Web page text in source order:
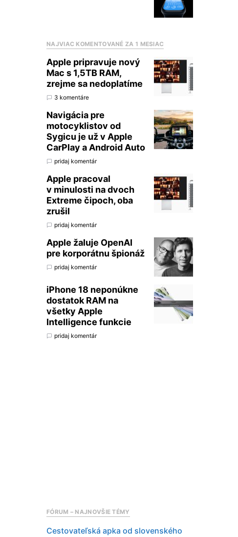
NAJVIAC KOMENTOVANÉ ZA 1 MESIAC
Apple pripravuje nový
Mac s 1,5TB RAM,
zrejme sa nedoplatíme
3 komentáre
Navigácia pre
motocyklistov od
Sygicu je už v Apple
CarPlay a Android Auto
pridaj komentár
Apple pracoval
v minulosti na dvoch
Extreme čipoch, oba
zrušil
pridaj komentár
Apple žaluje OpenAI
pre korporátnu špionáž
pridaj komentár
iPhone 18 neponúkne
dostatok RAM na
všetky Apple
Intelligence funkcie
pridaj komentár
FÓRUM – NAJNOVŠIE TÉMY
Cestovateľská apka od slovenského